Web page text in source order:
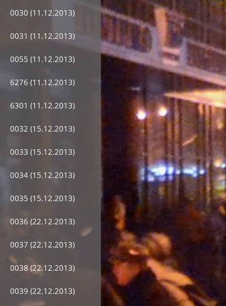
0030 (11.12.2013)
0031 (11.12.2013)
0055 (11.12.2013)
6276 (11.12.2013)
6301 (11.12.2013)
0032 (15.12.2013)
0033 (15.12.2013)
0034 (15.12.2013)
0035 (15.12.2013)
0036 (22.12.2013)
0037 (22.12.2013)
0038 (22.12.2013)
0039 (22.12.2013)